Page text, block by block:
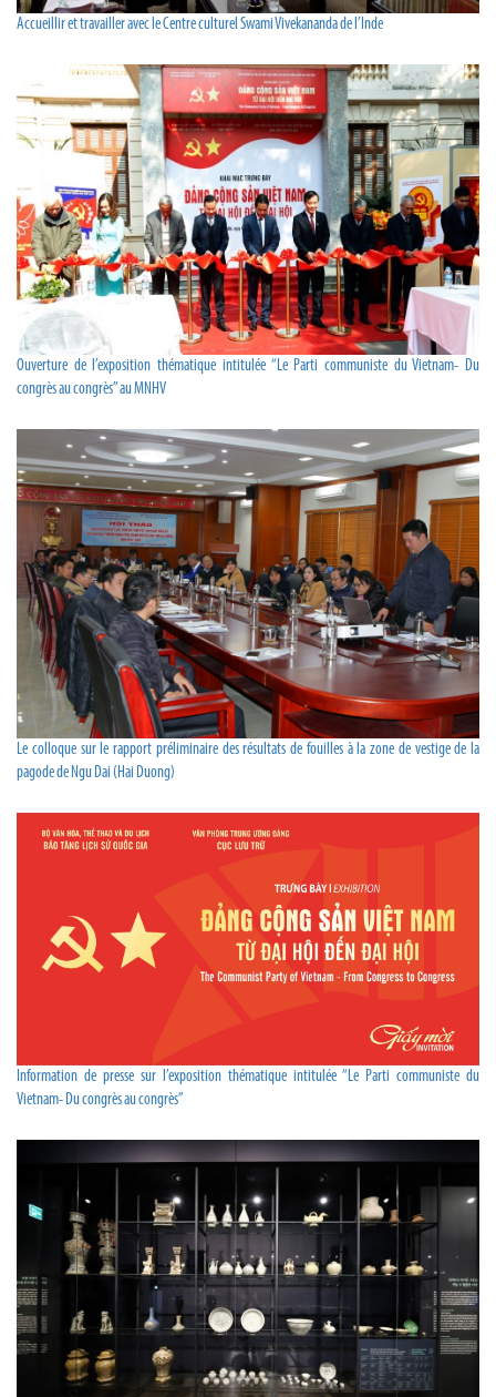
Accueillir et travailler avec le Centre culturel Swami Vivekananda de l’Inde
Ouverture de l’exposition thématique intitulée “Le Parti communiste du Vietnam- Du
congrès au congrès” au MNHV
Le colloque sur le rapport préliminaire des résultats de fouilles à la zone de vestige de la
pagode de Ngu Dai (Hai Duong)
Information de presse sur l’exposition thématique intitulée “Le Parti communiste du
Vietnam- Du congrès au congrès”